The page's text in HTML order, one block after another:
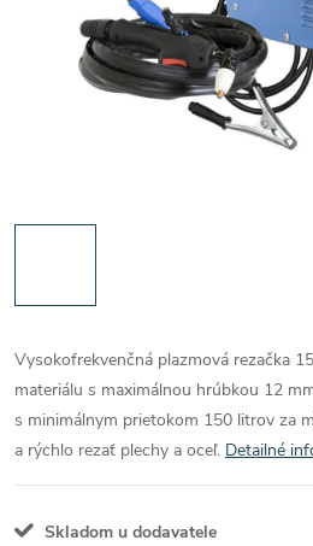
Vysokofrekvenčná plazmová rezačka
materiálu s maximálnou hrúbkou 12
s minimálnym prietokom 150 litrov za
a rýchlo rezať plechy a oceľ. Detailné
Skladom u dodavatele